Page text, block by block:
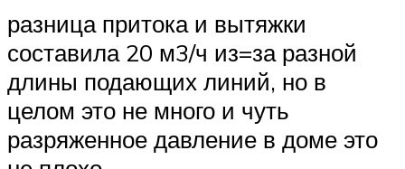
разница притока и вытяжки
составила 20 м3/ч из=за разной
длины подающих линий, но в
целом это не много и чуть
разряженное давление в доме это